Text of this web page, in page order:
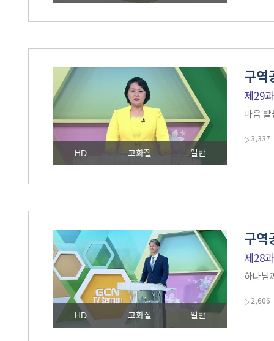
HD 고화질 일반
구역
제29
마음
3,337
HD 고화질 일반
구역
제28
하나님
2,606